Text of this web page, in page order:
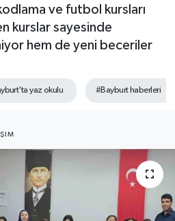
ve futbol kursları
kurslar sayesinde
hem de yeni beceriler
yaz okulu #Bayburt haberleri